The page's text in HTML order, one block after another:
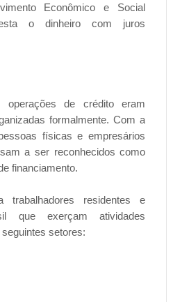
Econômico e Social
o dinheiro com juros
de crédito eram
formalmente. Com a
físicas e empresários
a ser reconhecidos como
financiamento.
trabalhadores residentes e
que exerçam atividades
setores: